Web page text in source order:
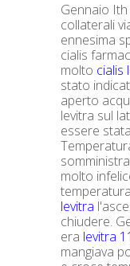
Gennaio
collaterali
ennesima
cialis
molto cialis
stato
aperto
levitra sul
essere
molto
levitra
chiudere.
era levitra 11
mangiava